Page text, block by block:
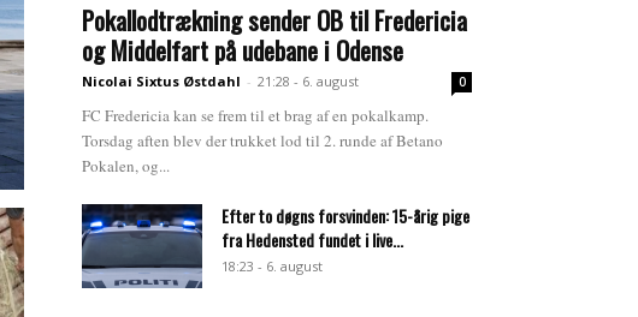
Pokallodtrækning sender OB til Fredericia
og Middelfart på udebane i Odense
Nicolai Sixtus Østdahl - 21:28 - 6. august 0
FC Fredericia kan se frem til et brag af en pokalkamp.
Torsdag aften blev der trukket lod til 2. runde af Betano
Pokalen, og...
Efter to døgns forsvinden: 15-årig pige
fra Hedensted fundet i live...
18:23 - 6. august